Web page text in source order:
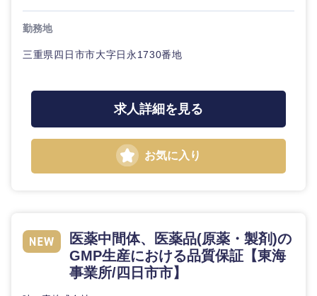
石川県 福井県
山梨県
勤務地
三重県四日市市大字日永1730番地
求人詳細を見る
お気に入り
医薬中間体、医薬品(原薬・製剤)の
GMP生産における品質保証【東海
事業所/四日市市】